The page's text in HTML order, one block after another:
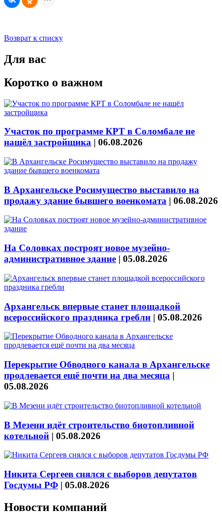
Возврат к списку
Для вас
Коротко о важном
Участок по программе КРТ в Соломбале не
нашёл застройщика | 06.08.2026
В Архангельске Росимущество выставило на
продажу здание бывшего военкомата | 06.08.2026
На Соловках построят новое музейно-
административное здание | 05.08.2026
Архангельск впервые станет площадкой
всероссийского праздника гребли | 05.08.2026
Перекрытие Обводного канала в Архангельске
продлевается ещё почти на два месяца |
05.08.2026
В Мезени идёт строительство биотопливной
котельной | 05.08.2026
Никита Сергеев снялся с выборов депутатов
Госдумы РФ | 05.08.2026
Новости компаний